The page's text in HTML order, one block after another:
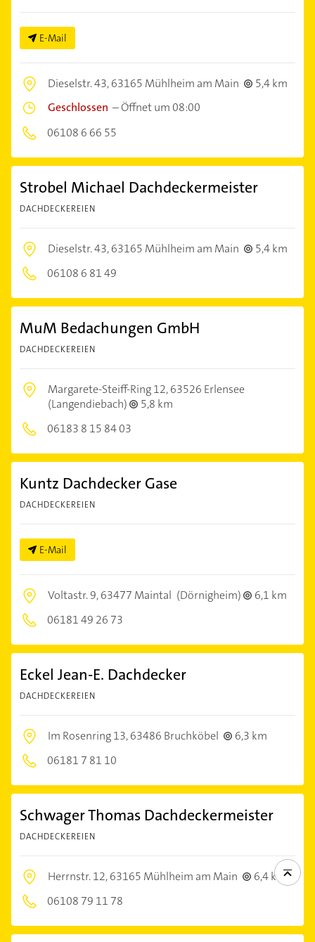
E-Mail
Dieselstr. 43,63165 Mühlheim am Main
5,4 km
Geschlossen –Öffnet um 08:00
06108 6 66 55
Strobel Michael Dachdeckermeister
DACHDECKEREIEN
Dieselstr. 43,63165 Mühlheim am Main
5,4 km
06108 6 81 49
MuM Bedachungen GmbH
DACHDECKEREIEN
Margarete-Steiff-Ring 12,63526 Erlensee
(Langendiebach)
5,8 km
06183 8 15 84 03
Kuntz Dachdecker Gase
DACHDECKEREIEN
E-Mail
Voltastr. 9,63477 Maintal (Dörnigheim)
6,1 km
06181 49 26 73
Eckel Jean-E. Dachdecker
DACHDECKEREIEN
Im Rosenring 13,63486 Bruchköbel
6,3 km
06181 7 81 10
Schwager Thomas Dachdeckermeister
DACHDECKEREIEN
Herrnstr. 12,63165 Mühlheim am Main
6,4 km
06108 79 11 78